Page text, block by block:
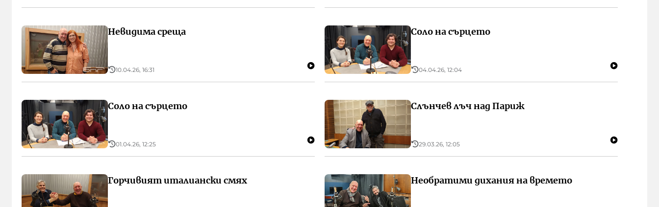
Невидима среща
10.04.26, 16:31
Соло на сърцето
04.04.26, 12:04
Соло на сърцето
01.04.26, 12:25
Слънчев лъч над Париж
29.03.26, 12:05
Горчивият италиански смях Необратими дихания на времето